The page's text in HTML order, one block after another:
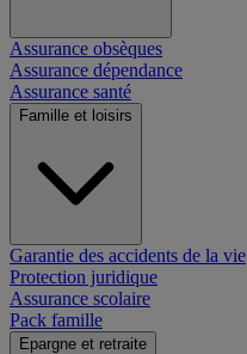
Assurance obsèques
Assurance dépendance
Assurance santé
Famille et loisirs
Garantie des accidents de la vie
Protection juridique
Assurance scolaire
Pack famille
Epargne et retraite